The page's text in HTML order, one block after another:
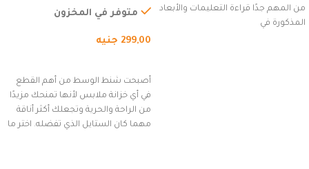
من المهم جدًا قراءة التعليمات والأبعاد
المذكورة في
السفر، الجري العادي، المشي
(رمادي)
متوفر في المخزون
299,00 جنيه
أصبحت شنط الوسط من أهم القطع
في أي خزانة ملابس لأنها تمنحك مزيدًا
من الراحة والحرية وتجعلك أكثر أناقة
مهما كان الستايل الذي تفضله. اختر ما